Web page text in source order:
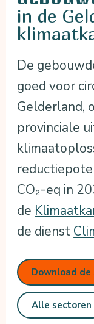
in de
De
goed voor
Gelderland,
provinciale
CO₂-eq in
de
de dienst
Download de
Alle sectoren